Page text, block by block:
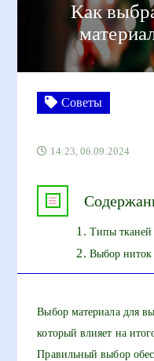
Как
Советы
14:23, 06.09.2024
Типы тканей
Выбор ниток
Выбор материала для
который влияет на
Правильный выбор